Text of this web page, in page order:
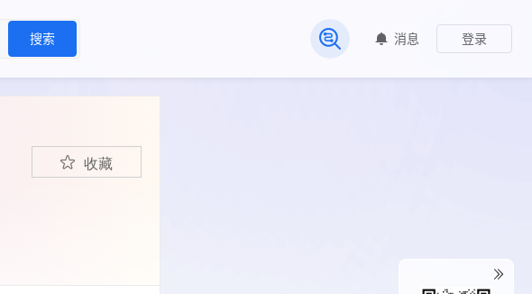
搜索
常见问题
消息 登录
收藏